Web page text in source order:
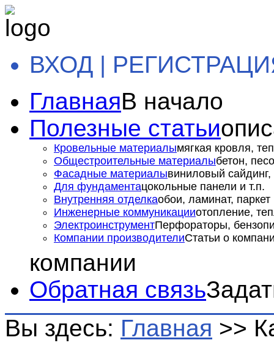
ВХОД |
ГлавнаяВ начало
Полезные статьи
Кровельные материалымягкая кровля,
Общестроительные материалыбетон,
Фасадные материалывиниловый сайдинг,
Для фундаментацокольные панели и т.п.
Внутренняя отделкаобои, ламинат, паркет
Инженерные коммуникацииотопление,
ЭлектроинструментПерфораторы,
Компании производителиСтатьи о
компании
Обратная связь
Вы здесь: Главная >>